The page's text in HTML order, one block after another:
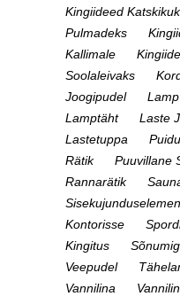
Kingiideed
Pulmadeks
Kallimale
Soolaleivaks
Joogipudel
Lamp
Lamptäht
Laste
Lastetuppa
Rätik
Puuvillane
Rannarätik
Kontorisse
Kingitus
Veepudel
Vannilina